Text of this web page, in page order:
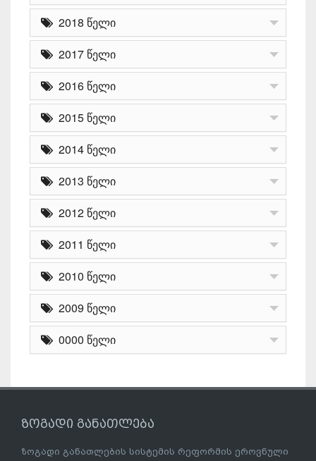
2018 წელი
2017 წელი
2016 წელი
2015 წელი
2014 წელი
2013 წელი
2012 წელი
2011 წელი
2010 წელი
2009 წელი
0000 წელი
ზოგადი განათლება
ზოგადი განათლების სისტემის რეფორმის ეროვნული